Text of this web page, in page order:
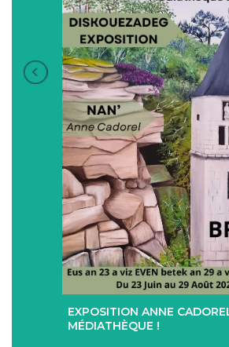
EXPOSITION ANNE
MÉDIATHÈQUE !